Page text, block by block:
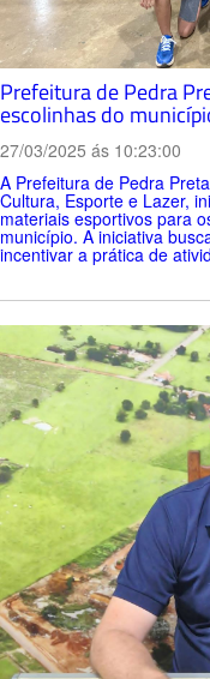
Prefeitura de Pedra
escolinhas do
27/03/2025 ás 10:23:00
A Prefeitura de Pedra
Cultura, Esporte e Lazer,
materiais esportivos para
município. A iniciativa
incentivar a prática de